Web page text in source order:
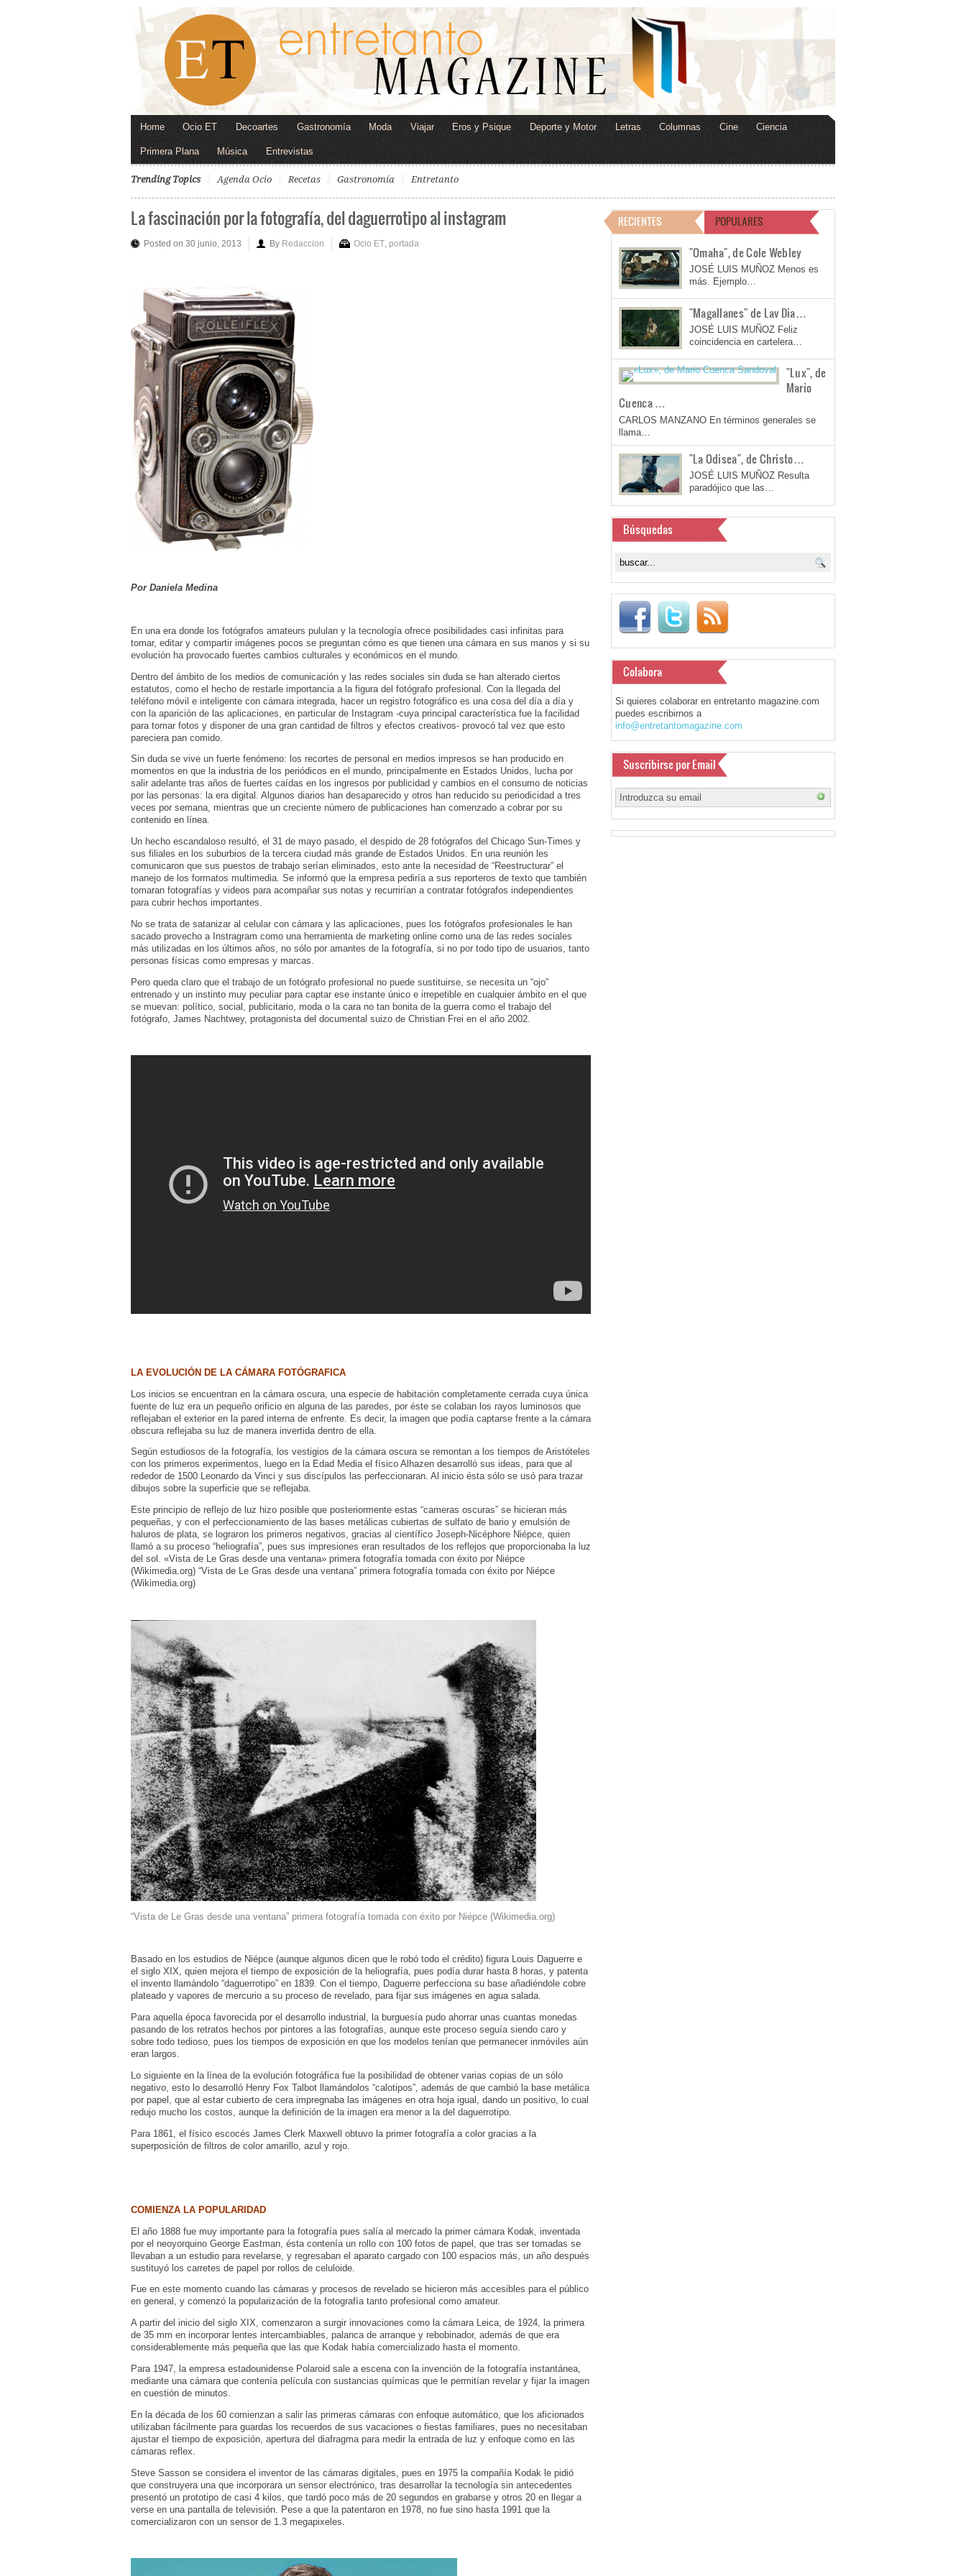
Home Ocio ET Decoartes Gastronomía Moda Viajar Eros y Psique Deporte y Motor Letras Columnas Cine Ciencia
Primera Plana Música Entrevistas
Trending Topics Agenda Ocio Recetas Gastronomía Entretanto
La fascinación por la fotografía, del daguerrotipo al instagram
Posted on 30 junio, 2013 By Redaccion Ocio ET portada
Por Daniela Medina
En una era donde los fotógrafos amateurs pululan y la tecnología ofrece posibilidades casi infinitas para
tomar, editar y compartir imágenes pocos se preguntan cómo es que tienen una cámara en sus manos y si su
evolución ha provocado fuertes cambios culturales y económicos en el mundo.
Dentro del ámbito de los medios de comunicación y las redes sociales sin duda se han alterado ciertos
estatutos, como el hecho de restarle importancia a la figura del fotógrafo profesional. Con la llegada del
teléfono móvil e inteligente con cámara integrada, hacer un registro fotográfico es una cosa del día a día y
con la aparición de las aplicaciones, en particular de Instagram -cuya principal característica fue la facilidad
para tomar fotos y disponer de una gran cantidad de filtros y efectos creativos- provocó tal vez que esto
pareciera pan comido.
Sin duda se vive un fuerte fenómeno: los recortes de personal en medios impresos se han producido en
momentos en que la industria de los periódicos en el mundo, principalmente en Estados Unidos, lucha por
salir adelante tras años de fuertes caídas en los ingresos por publicidad y cambios en el consumo de noticias
por las personas: la era digital. Algunos diarios han desaparecido y otros han reducido su periodicidad a tres
veces por semana, mientras que un creciente número de publicaciones han comenzado a cobrar por su
contenido en línea.
Un hecho escandaloso resultó, el 31 de mayo pasado, el despido de 28 fotógrafos del Chicago Sun-Times y
sus filiales en los suburbios de la tercera ciudad más grande de Estados Unidos. En una reunión les
comunicaron que sus puestos de trabajo serían eliminados, esto ante la necesidad de “Reestructurar” el
manejo de los formatos multimedia. Se informó que la empresa pediría a sus reporteros de texto que también
tomaran fotografías y videos para acompañar sus notas y recurrirían a contratar fotógrafos independientes
para cubrir hechos importantes.
No se trata de satanizar al celular con cámara y las aplicaciones, pues los fotógrafos profesionales le han
sacado provecho a Instragram como una herramienta de marketing online como una de las redes sociales
más utilizadas en los últimos años, no sólo por amantes de la fotografía, si no por todo tipo de usuarios, tanto
personas físicas como empresas y marcas.
Pero queda claro que el trabajo de un fotógrafo profesional no puede sustituirse, se necesita un “ojo”
entrenado y un instinto muy peculiar para captar ese instante único e irrepetible en cualquier ámbito en el que
se muevan: político, social, publicitario, moda o la cara no tan bonita de la guerra como el trabajo del
fotógrafo, James Nachtwey, protagonista del documental suizo de Christian Frei en el año 2002.
LA EVOLUCIÓN DE LA CÁMARA FOTÓGRAFICA
Los inicios se encuentran en la cámara oscura, una especie de habitación completamente cerrada cuya única
fuente de luz era un pequeño orificio en alguna de las paredes, por éste se colaban los rayos luminosos que
reflejaban el exterior en la pared interna de enfrente. Es decir, la imagen que podía captarse frente a la cámara
obscura reflejaba su luz de manera invertida dentro de ella.
Según estudiosos de la fotografía, los vestigios de la cámara oscura se remontan a los tiempos de Aristóteles
con los primeros experimentos, luego en la Edad Media el físico Alhazen desarrolló sus ideas, para que al
rededor de 1500 Leonardo da Vinci y sus discípulos las perfeccionaran. Al inicio ésta sólo se usó para trazar
dibujos sobre la superficie que se reflejaba.
Este principio de reflejo de luz hizo posible que posteriormente estas “cameras oscuras” se hicieran más
pequeñas, y con el perfeccionamiento de las bases metálicas cubiertas de sulfato de bario y emulsión de
haluros de plata, se lograron los primeros negativos, gracias al científico Joseph-Nicéphore Niépce, quien
llamó a su proceso “heliografía”, pues sus impresiones eran resultados de los reflejos que proporcionaba la luz
del sol. «Vista de Le Gras desde una ventana» primera fotografía tomada con éxito por Niépce
(Wikimedia.org) “Vista de Le Gras desde una ventana” primera fotografía tomada con éxito por Niépce
(Wikimedia.org)
“Vista de Le Gras desde una ventana” primera fotografía tomada con éxito por Niépce (Wikimedia.org)
Basado en los estudios de Niépce (aunque algunos dicen que le robó todo el crédito) figura Louis Daguerre e
el siglo XIX, quien mejora el tiempo de exposición de la heliografía, pues podía durar hasta 8 horas, y patenta
el invento llamándolo “daguerrotipo” en 1839. Con el tiempo, Daguerre perfecciona su base añadiéndole cobre
plateado y vapores de mercurio a su proceso de revelado, para fijar sus imágenes en agua salada.
Para aquella época favorecida por el desarrollo industrial, la burguesía pudo ahorrar unas cuantas monedas
pasando de los retratos hechos por pintores a las fotografías, aunque este proceso seguía siendo caro y
sobre todo tedioso, pues los tiempos de exposición en que los modelos tenían que permanecer inmóviles aún
eran largos.
Lo siguiente en la línea de la evolución fotográfica fue la posibilidad de obtener varias copias de un sólo
negativo, esto lo desarrolló Henry Fox Talbot llamándolos “calotipos”, además de que cambió la base metálica
por papel, que al estar cubierto de cera impregnaba las imágenes en otra hoja igual, dando un positivo, lo cual
redujo mucho los costos, aunque la definición de la imagen era menor a la del daguerrotipo.
Para 1861, el físico escocés James Clerk Maxwell obtuvo la primer fotografía a color gracias a la
superposición de filtros de color amarillo, azul y rojo.
COMIENZA LA POPULARIDAD
El año 1888 fue muy importante para la fotografía pues salía al mercado la primer cámara Kodak, inventada
por el neoyorquino George Eastman, ésta contenía un rollo con 100 fotos de papel, que tras ser tomadas se
llevaban a un estudio para revelarse, y regresaban el aparato cargado con 100 espacios más, un año después
sustituyó los carretes de papel por rollos de celuloide.
Fue en este momento cuando las cámaras y procesos de revelado se hicieron más accesibles para el público
en general, y comenzó la popularización de la fotografía tanto profesional como amateur.
A partir del inicio del siglo XIX, comenzaron a surgir innovaciones como la cámara Leica, de 1924, la primera
de 35 mm en incorporar lentes intercambiables, palanca de arranque y rebobinador, además de que era
considerablemente más pequeña que las que Kodak había comercializado hasta el momento.
Para 1947, la empresa estadounidense Polaroid sale a escena con la invención de la fotografía instantánea,
mediante una cámara que contenía película con sustancias químicas que le permitían revelar y fijar la imagen
en cuestión de minutos.
En la década de los 60 comienzan a salir las primeras cámaras con enfoque automático, que los aficionados
utilizaban fácilmente para guardas los recuerdos de sus vacaciones o fiestas familiares, pues no necesitaban
ajustar el tiempo de exposición, apertura del diafragma para medir la entrada de luz y enfoque como en las
cámaras reflex.
Steve Sasson se considera el inventor de las cámaras digitales, pues en 1975 la compañía Kodak le pidió
que construyera una que incorporara un sensor electrónico, tras desarrollar la tecnología sin antecedentes
presentó un prototipo de casi 4 kilos, que tardó poco más de 20 segundos en grabarse y otros 20 en llegar a
verse en una pantalla de televisión. Pese a que la patentaron en 1978, no fue sino hasta 1991 que la
comercializaron con un sensor de 1.3 megapixeles.
RECIENTES POPULARES
"Omaha", de Cole Webley
JOSÉ LUIS MUÑOZ Menos es
más. Ejemplo…
"Magallanes" de Lav Dia…
JOSÉ LUIS MUÑOZ Feliz
coincidencia en cartelera…
"Lux", de
Mario
Cuenca …
CARLOS MANZANO En términos generales se
llama…
"La Odisea", de Christo…
JOSÉ LUIS MUÑOZ Resulta
paradójico que las…
Búsquedas
Colabora
Si quieres colaborar en entretanto magazine.com
puedes escribirnos a
info@entretantomagazine.com
Suscribirse por Email